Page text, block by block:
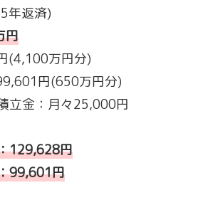
年返済)
円
(4,100万円分)
円(650万円分)
立金：月々25,000円
129,628円
円